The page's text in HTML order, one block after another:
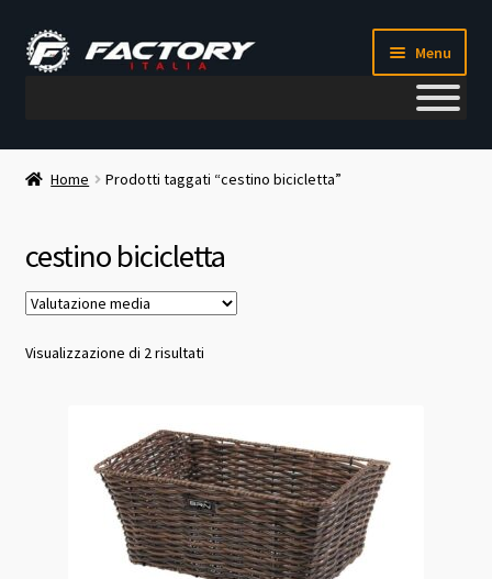
Vai
alla
Vai
al
Menu
Il mio account
Chi siamo
Corso meccanico bici
Home Prodotti taggati “cestino bicicletta”
cestino bicicletta
Visualizzazione di 2 risultatiValutazione